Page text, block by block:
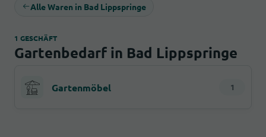
Alle Waren in Bad Lippspringe
1 GESCHÄFT
Gartenbedarf in Bad Lippspringe
Gartenmöbel 1